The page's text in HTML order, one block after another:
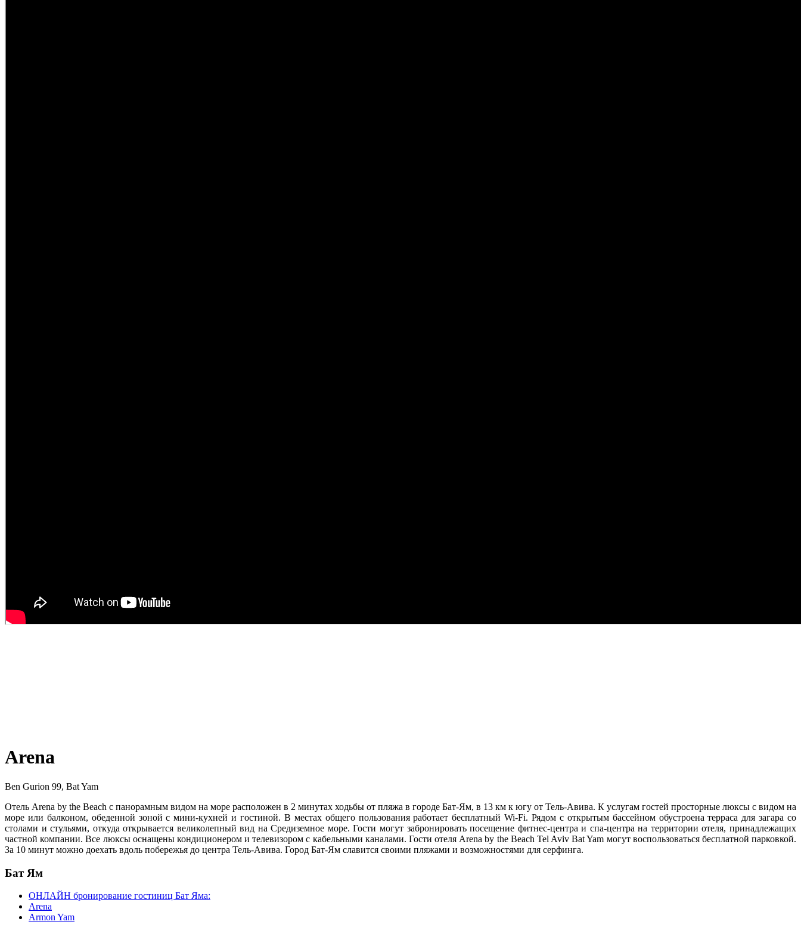
Arena
Ben Gurion 99, Bat Yam
Отель Arena by the Beach с панорамным видом на море расположен в 2 минутах ходьбы от пляжа в городе Бат-Ям, в 13 км к югу от Тель-Авива. К услугам гостей просторные люксы с видом на
море или балконом, обеденной зоной с мини-кухней и гостиной. В местах общего пользования работает бесплатный Wi-Fi. Рядом с открытым бассейном обустроена терраса для загара со
столами и стульями, откуда открывается великолепный вид на Средиземное море. Гости могут забронировать посещение фитнес-центра и спа-центра на территории отеля, принадлежащих
частной компании. Все люксы оснащены кондиционером и телевизором с кабельными каналами. Гости отеля Arena by the Beach Tel Aviv Bat Yam могут воспользоваться бесплатной парковкой.
За 10 минут можно доехать вдоль побережья до центра Тель-Авива. Город Бат-Ям славится своими пляжами и возможностями для серфинга.
Бат Ям
ОНЛАЙН бронирование гостиниц Бат Яма:
Arena
Armon Yam